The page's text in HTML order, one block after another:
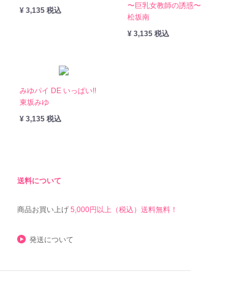
¥ 3,135 税込
〜巨乳女教師の誘惑〜
松坂南
¥ 3,135 税込
みゆパイ DE いっぱい!!
東坂みゆ
¥ 3,135 税込
送料について
商品お買い上げ 5,000円以上（税込）送料無料！
発送について